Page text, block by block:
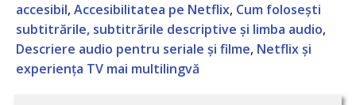
accesibil, Accesibilitatea pe Netflix, Cum folosești
subtitrările, subtitrările descriptive și limba audio,
Descriere audio pentru seriale și filme, Netflix și
experiența TV mai multilingvă